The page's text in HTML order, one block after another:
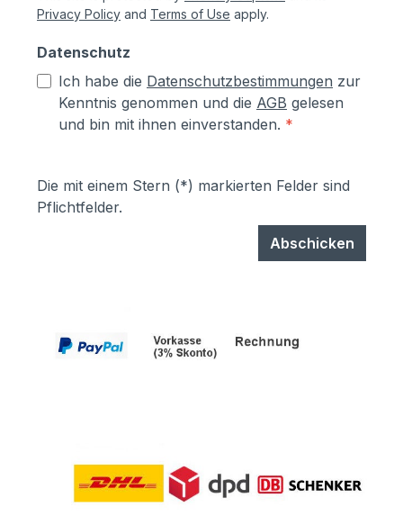
Privacy Policy and Terms of Use apply.
Datenschutz
Ich habe die Datenschutzbestimmungen zur
Kenntnis genommen und die AGB gelesen
und bin mit ihnen einverstanden. *
Die mit einem Stern (*) markierten Felder sind
Pflichtfelder.
Abschicken